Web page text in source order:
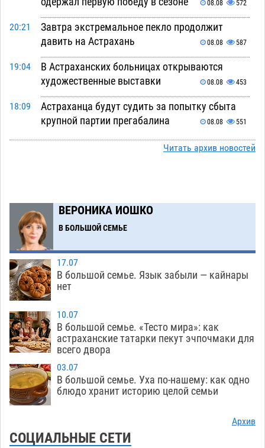
08.08 572
20:21
Завтра экстремальное пекло продолжит
давить на Астрахань
08.08 587
19:04
В Астраханских больницах открываются
художественные выставки
08.08 453
18:09
Астраханца будут судить за попытку сбыта
крупной партии прегабалина
08.08 551
Игорь Мартынов вручил награды тренерам и
юбилей
14:19
Погибший на Донбассе волонтер из Астрахани
стал героем мурала
08.08 572
13:10
Подросток, перебегавший дорогу вне
перехода, попал под колеса авто в Астрахани
12:02
Астраханский следком помог подростку
получить зарплату за честный труд
10:51
Фаворитская ноша: астраханские
гандболисты крупно проиграли пермякам
09:00
Лидеры чеченской диаспоры в Астрахани
Читать архив новостей
ВЕРОНИКА ИОШКО
В БОЛЬШОЙ СЕМЬЕ
17.07
В большой семье. Язык забыли — кайнары
нет
10.07
В большой семье. «Тесто мира»: как
астраханские татарки пекут эчпочмаки для
всего двора
03.07
В большой семье. Уха по-нашему: как одно
блюдо хранит историю целой семьи
Архив
СОЦИАЛЬНЫЕ СЕТИ